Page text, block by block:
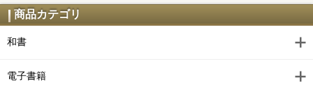
商品カテゴリ
和書
電子書籍